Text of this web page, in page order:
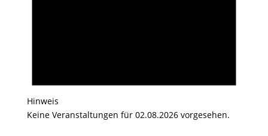
Hinweis
Keine Veranstaltungen für 02.08.2026 vorgesehen.